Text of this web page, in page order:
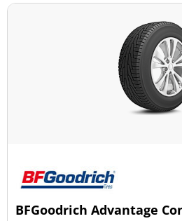
BFGoodrich Advantage